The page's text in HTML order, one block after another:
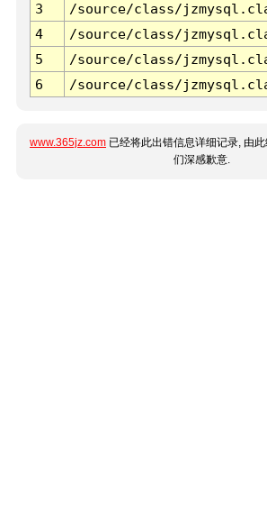
3 /source/class/
4
/source/class/
5
/source/class/
6
/source/class/
www.365jz.com 已经将此出错信息详细记录, 由
们深感歉意.